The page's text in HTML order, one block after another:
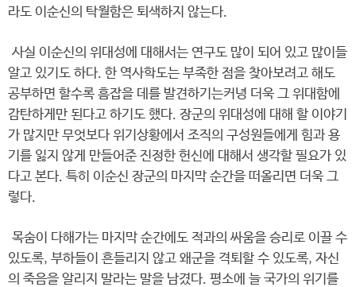
라도 이순신의 탁월함은 퇴색하지 않는다.
사실 이순신의 위대성에 대해서는 연구도 많이 되어 있고 많이들
알고 있기도 하다. 한 역사학도는 부족한 점을 찾아보려고 해도
공부하면 할수록 흠잡을 데를 발견하기는커녕 더욱 그 위대함에
감탄하게만 된다고 하기도 했다. 장군의 위대성에 대해 할 이야기
가 많지만 무엇보다 위기상황에서 조직의 구성원들에게 힘과 용
기를 잃지 않게 만들어준 진정한 헌신에 대해서 생각할 필요가 있
다고 본다. 특히 이순신 장군의 마지막 순간을 떠올리면 더욱 그
렇다.
목숨이 다해가는 마지막 순간에도 적과의 싸움을 승리로 이끌 수
있도록, 부하들이 흔들리지 않고 왜군을 격퇴할 수 있도록, 자신
의 죽음을 알리지 말라는 말을 남겼다. 평소에 늘 국가의 위기를